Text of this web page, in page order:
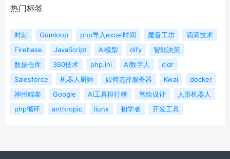
热门标签
时刻 Gumloop php导入excel时间 魔音工坊
滴滴技术
Firebase
JavaScript AI模型 dify
智能决策
数据仓库
360技术 php.ini AI数字人
cidr
Salesforce
机器人厨师 如何选择服务器 Kwai
docker
神州鲲泰
Google AI工具排行榜 智绘设计
人形机器人
php循环
anthropic liunx 初学者 开发工具